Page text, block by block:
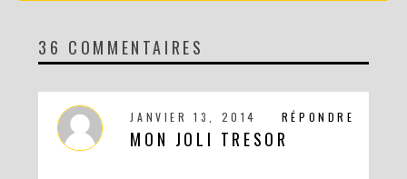
DIY MA FORÊT DE PAPIER
36 COMMENTAIRES
RÉPONDRE
JANVIER 13, 2014
MON JOLI TRESOR